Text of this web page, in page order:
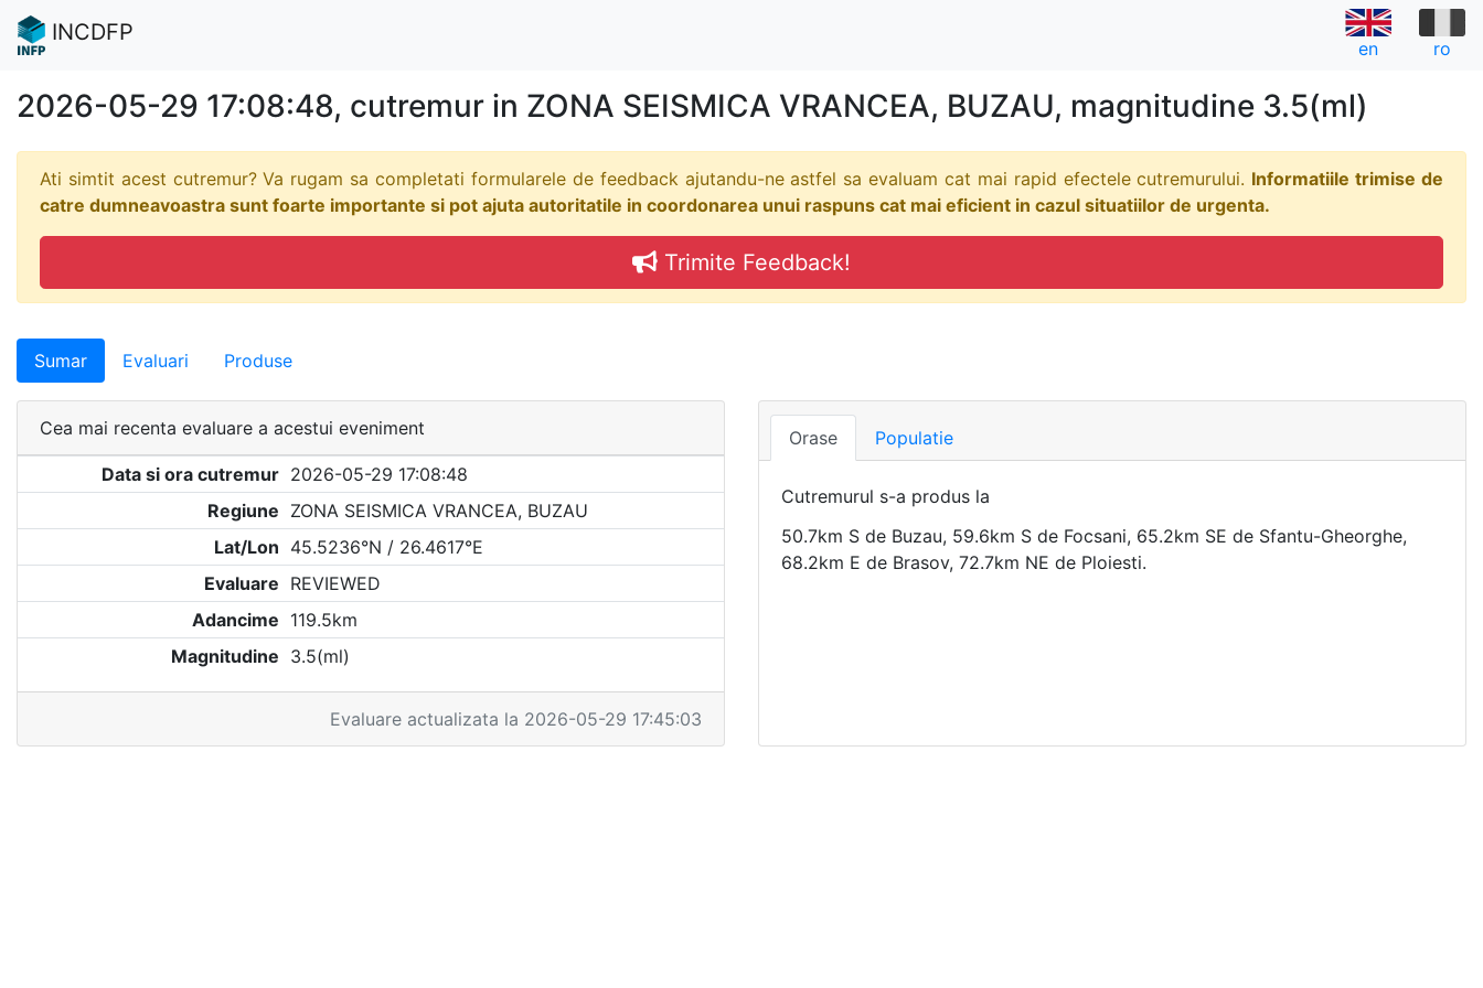
INCDFP
en ro
2026-05-29 17:08:48, cutremur in ZONA SEISMICA VRANCEA, BUZAU, magnitudine 3.5(ml)
Ati simtit acest cutremur? Va rugam sa completati formularele de feedback ajutandu-ne astfel sa evaluam cat mai rapid efectele cutremurului. Informatiile trimise de
catre dumneavoastra sunt foarte importante si pot ajuta autoritatile in coordonarea unui raspuns cat mai eficient in cazul situatiilor de urgenta.
Trimite Feedback!
Sumar Evaluari Produse
Cea mai recenta evaluare a acestui eveniment
Data si ora cutremur 2026-05-29 17:08:48
Regiune ZONA SEISMICA VRANCEA, BUZAU
Lat/Lon 45.5236°N / 26.4617°E
Evaluare REVIEWED
Adancime 119.5km
Magnitudine 3.5(ml)
Evaluare actualizata la 2026-05-29 17:45:03
Orase Populatie
Cutremurul s-a produs la
50.7km S de Buzau, 59.6km S de Focsani, 65.2km SE de Sfantu-Gheorghe,
68.2km E de Brasov, 72.7km NE de Ploiesti.